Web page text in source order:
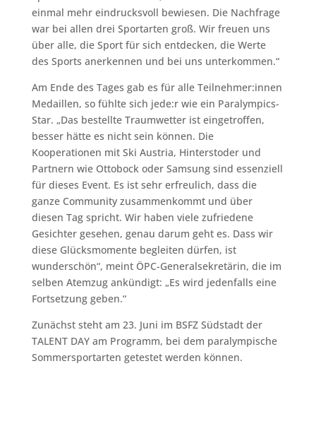
einmal mehr eindrucksvoll bewiesen. Die Nachfrage
war bei allen drei Sportarten groß. Wir freuen uns
über alle, die Sport für sich entdecken, die Werte
des Sports anerkennen und bei uns unterkommen.“
Am Ende des Tages gab es für alle Teilnehmer:innen
Medaillen, so fühlte sich jede:r wie ein Paralympics-
Star. „Das bestellte Traumwetter ist eingetroffen,
besser hätte es nicht sein können. Die
Kooperationen mit Ski Austria, Hinterstoder und
Partnern wie Ottobock oder Samsung sind essenziell
für dieses Event. Es ist sehr erfreulich, dass die
ganze Community zusammenkommt und über
diesen Tag spricht. Wir haben viele zufriedene
Gesichter gesehen, genau darum geht es. Dass wir
diese Glücksmomente begleiten dürfen, ist
wunderschön“, meint ÖPC-Generalsekretärin, die im
selben Atemzug ankündigt: „Es wird jedenfalls eine
Fortsetzung geben.“
Zunächst steht am 23. Juni im BSFZ Südstadt der
TALENT DAY am Programm, bei dem paralympische
Sommersportarten getestet werden können.